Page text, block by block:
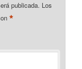
publicada. Los
*